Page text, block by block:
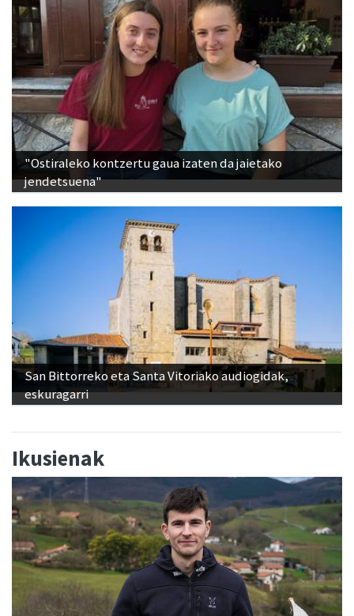
"Ostiraleko kontzertu gaua izaten da jaietako
jendetsuena"
San Bittorreko eta Santa Vitoriako audiogidak,
eskuragarri